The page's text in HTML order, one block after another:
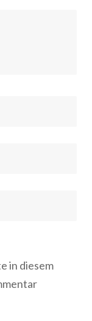
in diesem